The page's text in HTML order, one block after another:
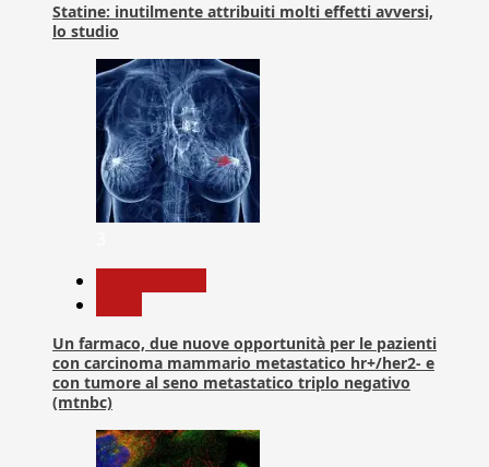
Statine: inutilmente attribuiti molti effetti avversi,
lo studio
Un farmaco, due nuove opportunità per le pazienti
con carcinoma mammario metastatico hr+/her2- e
con tumore al seno metastatico triplo negativo
(mtnbc)